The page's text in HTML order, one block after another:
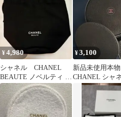
¥4,980
シャネル CHANEL
BEAUTE ノベルティ ポ
ーチ
¥3,100
新品未使用本物
CHANEL シャ
ベルティメッシ